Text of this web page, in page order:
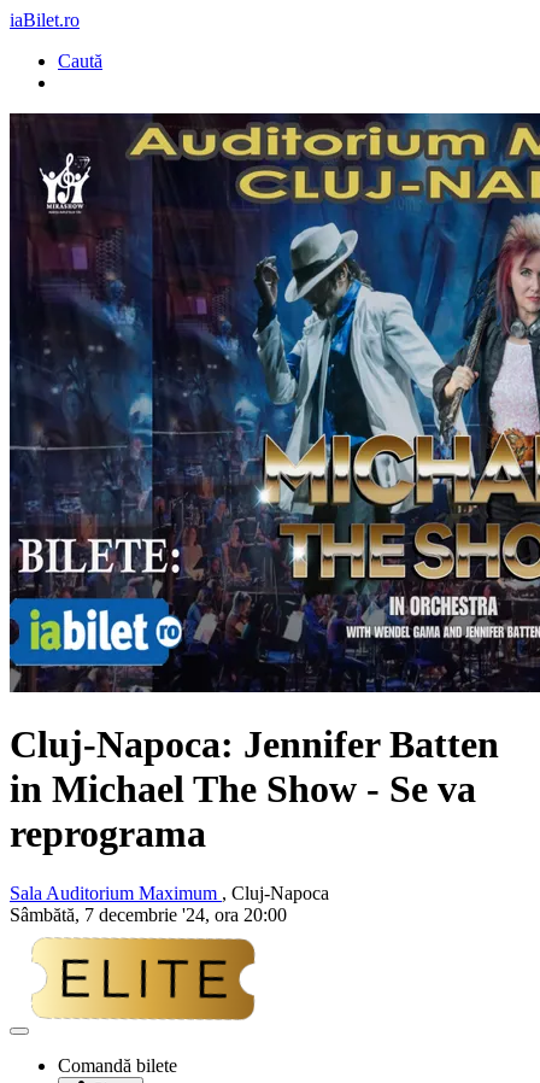
iaBilet.ro
Caută
Cluj-Napoca: Jennifer Batten
in Michael The Show - Se va
reprograma
Sala Auditorium Maximum , Cluj-Napoca
Sâmbătă, 7 decembrie '24, ora 20:00
Adaugă
favoriteComandă bilete